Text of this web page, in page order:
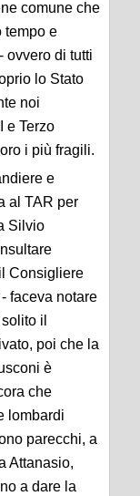
comune che
tempo e
ovvero di tutti
lo Stato
noi
e Terzo
i più fragili.
e
al TAR per
Silvio
Consigliere
faceva notare
il
poi che la
è
che
lombardi
parecchi, a
Attanasio,
a dare la